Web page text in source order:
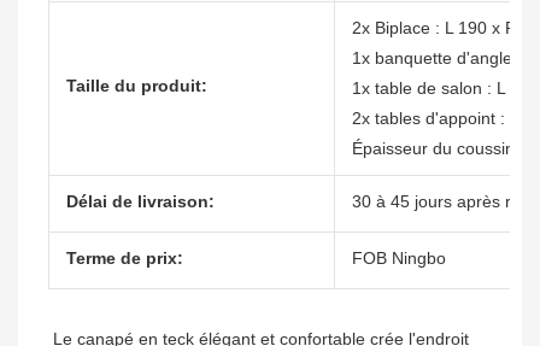
Taille du produit:
2x Biplace : L 190 x P
1x banquette d'angle :
1x table de salon : L 95
2x tables d'appoint : L
Épaisseur du coussin :
Délai de livraison: 30 à 45 jours après
Terme de prix: FOB Ningbo
Le canapé en teck élégant et confortable crée l'endroit